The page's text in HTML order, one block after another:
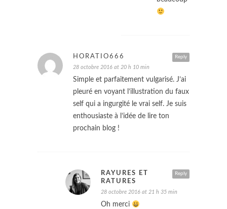
Reply
HORATIO666
28 octobre 2016 at 20 h 10 min
Simple et parfaitement vulgarisé. J’ai
pleuré en voyant l’illustration du faux
self qui a ingurgité le vrai self. Je suis
enthousiaste à l’idée de lire ton
prochain blog !
Reply
RAYURES ET
RATURES
28 octobre 2016 at 21 h 35 min
Oh merci